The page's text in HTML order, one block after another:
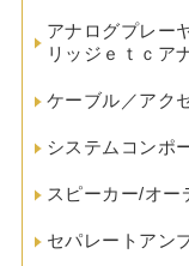
アナログプレー
リッジｅｔｃア
ケーブル／アク
システムコンポ
スピーカー/オー
セパレートアン